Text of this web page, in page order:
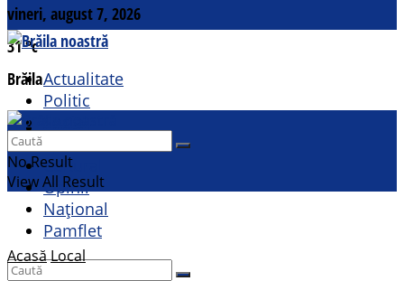
vineri, august 7, 2026
31°c
Brăila
Contact
Actualitate
Politic
Cultural
Opinii
Național
Pamflet
No Result
View All Result
AcasăLocal